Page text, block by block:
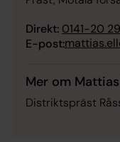
Direkt: 0141-20
E-post:
Mer om
Distriktspräst